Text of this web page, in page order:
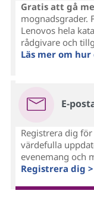
Gratis att gå
mognadsgrader.
Lenovos hela
rådgivare och
Läs mer om hur
E-
Registrera dig
värdefulla
evenemang och
Registrera dig >